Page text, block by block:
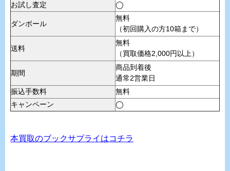
お試し査定
◯
ダンボール
無料
（初回購入の方10箱まで）
送料
無料
（買取価格2,000円以上）
期間
商品到着後
通常2営業日
振込手数料
無料
キャンペーン
◯
本買取のブックサプライはコチラ